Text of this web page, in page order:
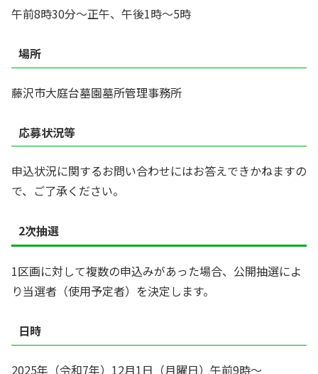
午前8時30分～正午、午後1時～5時
場所
藤沢市大庭台墓園墓所管理事務所
応募状況等
申込状況に関するお問い合わせにはお答えできかねますの
で、ご了承ください。
2次抽選
1区画に対して複数の申込みがあった場合、公開抽選によ
り当選者（使用予定者）を決定します。
日時
2025年（令和7年）12月1日（月曜日）午前9時～